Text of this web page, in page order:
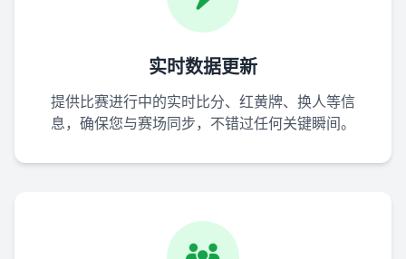
实时数据更新
提供比赛进行中的实时比分、红黄牌、换人等信
息，确保您与赛场同步，不错过任何关键瞬间。